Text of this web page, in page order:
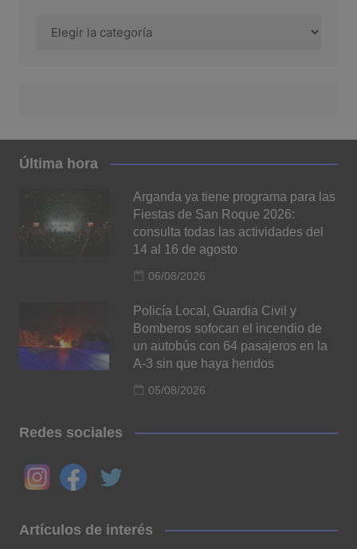
Última hora
Arganda ya tiene programa para las
Fiestas de San Roque 2026:
consulta todas las actividades del
14 al 16 de agosto
06/08/2026
Policía Local, Guardia Civil y
Bomberos sofocan el incendio de
un autobús con 64 pasajeros en la
A-3 sin que haya heridos
05/08/2026
Redes sociales
Artículos de interés